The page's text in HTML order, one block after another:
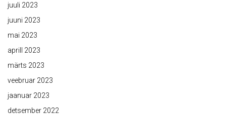
juuli 2023
juuni 2023
mai 2023
aprill 2023
märts 2023
veebruar 2023
jaanuar 2023
detsember 2022